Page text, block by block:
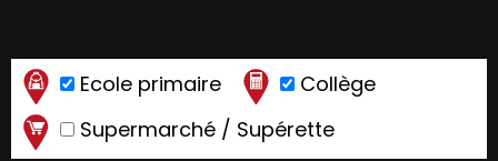
Ecole primaire
Collège
Supermarché / Supérette